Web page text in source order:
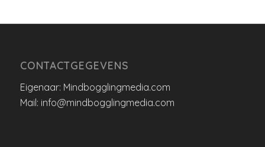
CONTACTGEGEVENS
Eigenaar: Mindbogglingmedia.com
Mail: info@mindbogglingmedia.com